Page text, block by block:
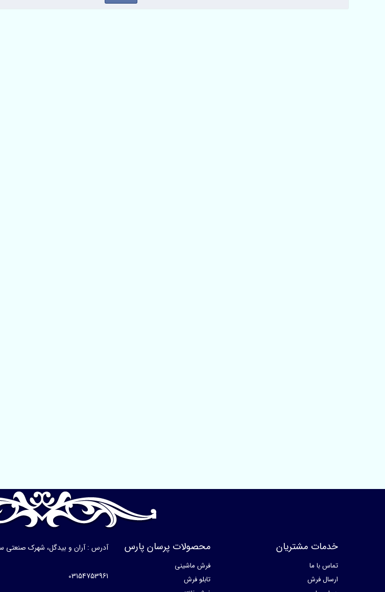
خدمات مشتریان
تماس با ما
ارسال فرش
محصولات پرسان پارس
فرش ماشینی
تابلو فرش
آدرس : آران و بیدگل، شهرک صنعتی
03154753961